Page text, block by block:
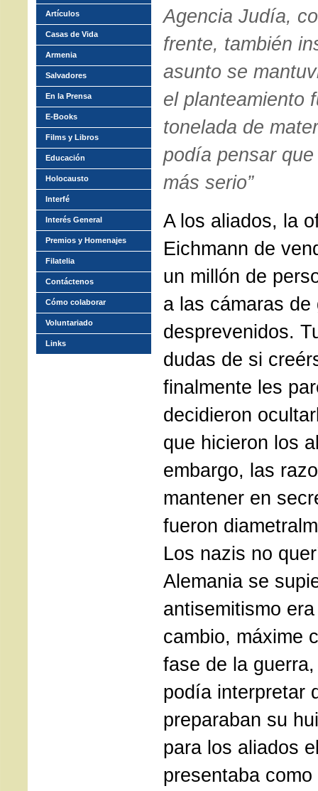
Agencia Judía,
frente, también
asunto se
el planteamiento
tonelada de
podía pensar
más serio”
A los aliados, la
Eichmann de
un millón de
a las cámaras de
desprevenidos.
dudas de si
finalmente les
decidieron
que hicieron los
embargo, las
mantener en
fueron
Los nazis no
Alemania se
antisemitismo
cambio, máxime
fase de la
podía interpretar
preparaban su
para los aliados
presentaba
Artículos
Casas de Vida
Armenia
Salvadores
En la Prensa
E-Books
Films y Libros
Educación
Holocausto
Interfé
Interés General
Premios y Homenajes
Filatelia
Contáctenos
Cómo colaborar
Voluntariado
Links